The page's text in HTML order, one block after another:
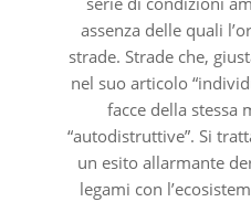
assenza delle quali
strade. Strade che,
nel suo articolo
facce della stessa
“autodistruttive”. Si
un esito allarmante
legami con